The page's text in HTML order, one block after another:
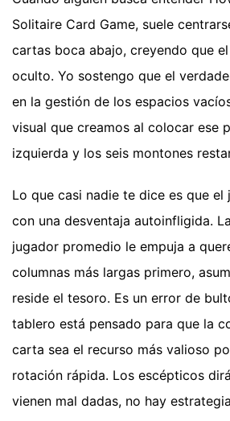
Solitaire Card Game, suele
cartas boca abajo, creyendo que
oculto. Yo sostengo que el
en la gestión de los espacios
visual que creamos al colocar ese
izquierda y los seis montones
Lo que casi nadie te dice es que el
con una desventaja autoinfligida.
jugador promedio le empuja a
columnas más largas primero,
reside el tesoro. Es un error de
tablero está pensado para que la
carta sea el recurso más valioso
rotación rápida. Los escépticos
vienen mal dadas, no hay